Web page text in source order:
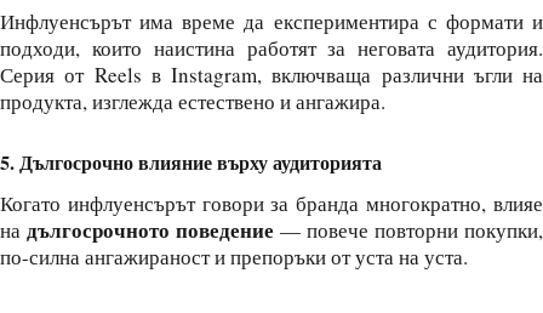
Инфлуенсърът има време да експериментира с формати и
подходи, които наистина работят за неговата аудитория.
Серия от Reels в Instagram, включваща различни ъгли на
продукта, изглежда естествено и ангажира.
5. Дългосрочно влияние върху аудиторията
Когато инфлуенсърът говори за бранда многократно, влияе
на дългосрочното поведение — повече повторни покупки,
по-силна ангажираност и препоръки от уста на уста.